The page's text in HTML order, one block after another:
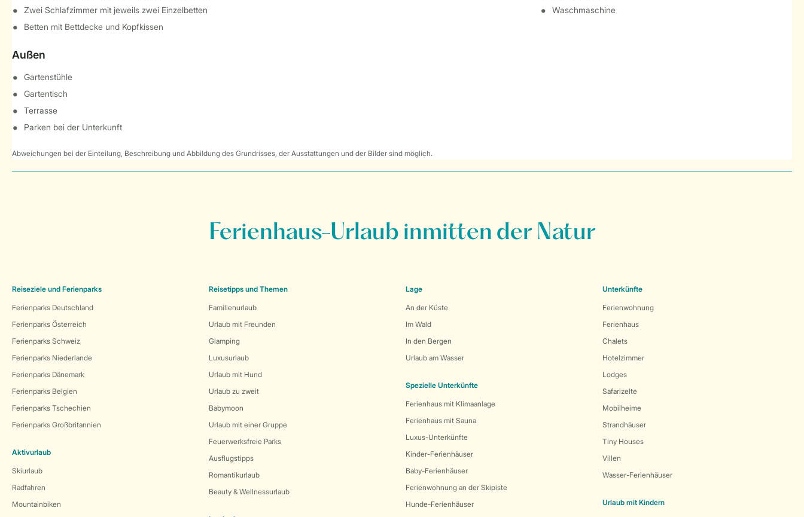
Zwei Schlafzimmer mit jeweils zwei Einzelbetten
Betten mit Bettdecke und Kopfkissen
Außen
Gartenstühle
Gartentisch
Terrasse
Parken bei der Unterkunft
Waschmaschine
Abweichungen bei der Einteilung, Beschreibung und Abbildung des Grundrisses, der Ausstattungen und der Bilder sind möglich.
Ferienhaus-Urlaub inmitten der Natur
Reiseziele und Ferienparks
Ferienparks Deutschland
Ferienparks Österreich
Ferienparks Schweiz
Ferienparks Niederlande
Ferienparks Dänemark
Ferienparks Belgien
Ferienparks Tschechien
Ferienparks Großbritannien
Aktivurlaub
Skiurlaub
Radfahren
Mountainbiken
Reisetipps und Themen
Familienurlaub
Urlaub mit Freunden
Glamping
Luxusurlaub
Urlaub mit Hund
Urlaub zu zweit
Babymoon
Urlaub mit einer Gruppe
Feuerwerksfreie Parks
Ausflugstipps
Romantikurlaub
Beauty & Wellnessurlaub
Lage
An der Küste
Im Wald
In den Bergen
Urlaub am Wasser
Spezielle Unterkünfte
Ferienhaus mit Klimaanlage
Ferienhaus mit Sauna
Luxus-Unterkünfte
Kinder-Ferienhäuser
Baby-Ferienhäuser
Ferienwohnung an der Skipiste
Hunde-Ferienhäuser
Unterkünfte
Ferienwohnung
Ferienhaus
Chalets
Hotelzimmer
Lodges
Safarizelte
Mobilheime
Strandhäuser
Tiny Houses
Villen
Wasser-Ferienhäuser
Urlaub mit Kindern